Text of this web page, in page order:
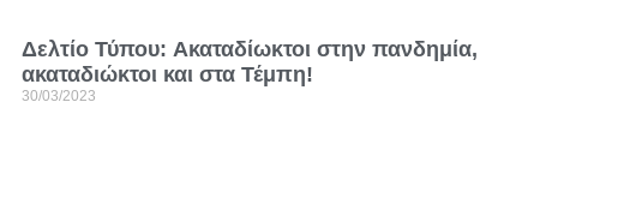
Δελτίο Τύπου: Aκαταδίωκτοι στην πανδημία,
ακαταδιώκτοι και στα Τέμπη!
30/03/2023